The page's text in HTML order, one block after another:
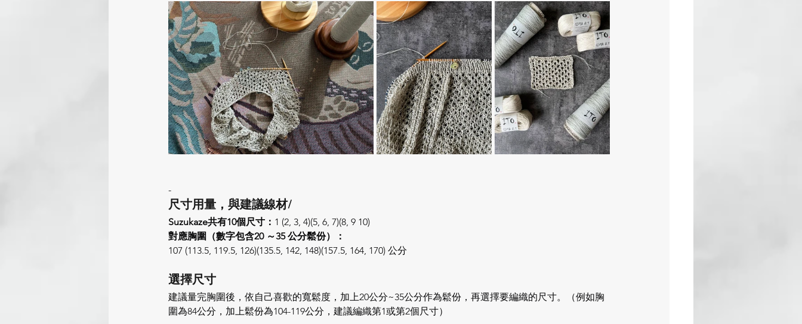
-
尺寸用量，與建議線材/
Suzukaze共有10個尺寸： 1 (2, 3, 4)(5, 6, 7)(8, 9 10)
對應胸圍（數字包含20 ～35 公分鬆份）：
107 (113.5, 119.5, 126)(135.5, 142, 148)(157.5, 164, 170) 公分
選擇尺寸
建議量完胸圍後，依自己喜歡的寬鬆度，加上20公分~35公分作為鬆份，再選擇要編織的尺寸。（例如胸
圍為84公分，加上鬆份為104-119公分，建議編織第1或第2個尺寸）